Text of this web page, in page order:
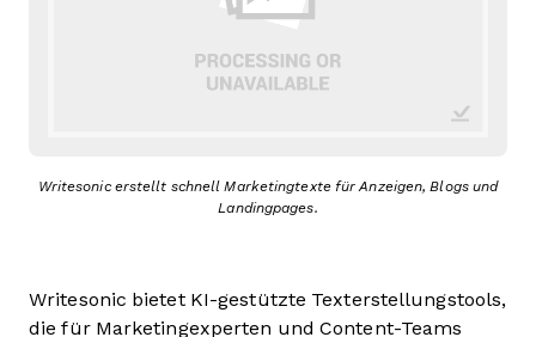
Writesonic erstellt schnell Marketingtexte für Anzeigen, Blogs und
Landingpages.
Writesonic bietet KI-gestützte Texterstellungstools,
die für Marketingexperten und Content-Teams